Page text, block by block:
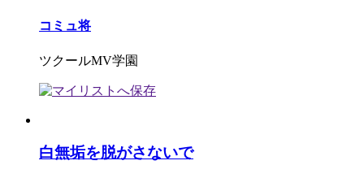
コミュ将
ツクールMV学園
白無垢を脱がさないで